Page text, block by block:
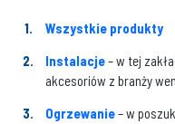
Wszystkie produkty
Instalacje– w tej
akcesoriów z branży
Ogrzewanie– w